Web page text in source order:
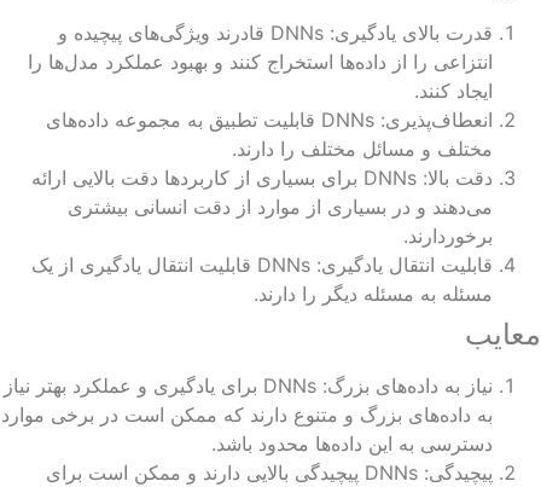
قدرت بالای یادگیری: DNNs قادرند ویژگی‌های پیچیده و
انتزاعی را از داده‌ها استخراج کنند و بهبود عملکرد مدل‌ها را
ایجاد کنند.
انعطاف‌پذیری: DNNs قابلیت تطبیق به مجموعه داده‌های
مختلف و مسائل مختلف را دارند.
دقت بالا: DNNs برای بسیاری از کاربردها دقت بالایی ارائه
می‌دهند و در بسیاری از موارد از دقت انسانی بیشتری
برخوردارند.
قابلیت انتقال یادگیری: DNNs قابلیت انتقال یادگیری از یک
مسئله به مسئله دیگر را دارند.
نیاز به داده‌های بزرگ: DNNs برای یادگیری و عملکرد بهتر نیاز
به داده‌های بزرگ و متنوع دارند که ممکن است در برخی موارد
دسترسی به این داده‌ها محدود باشد.
پیچیدگی: DNNs پیچیدگی بالایی دارند و ممکن است برای